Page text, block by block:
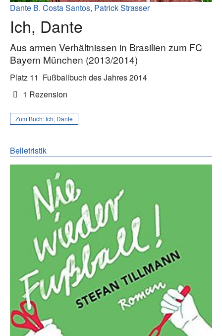
Dante B. Costa Santos, Patrick Strasser
Ich, Dante
Aus armen Verhältnissen in Brasilien zum FC
Bayern München (2013/2014)
Platz 11 Fußballbuch des Jahres 2014
1 Rezension
Zum Buch: Ich, Dante
Belletristik